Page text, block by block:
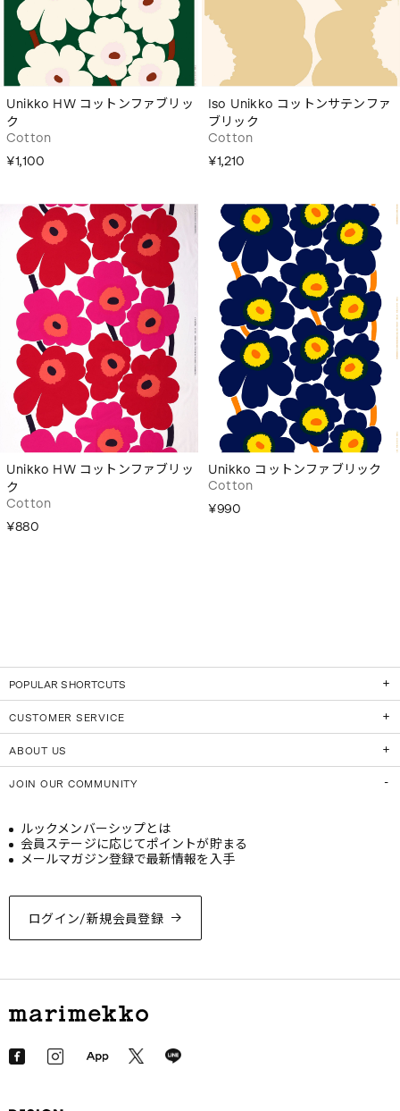
Unikko HW コットンファブリッ
ク
Cotton
¥1,100
Iso Unikko コットンサテンファ
ブリック
Cotton
¥1,210
Unikko HW コットンファブリッ
ク
Cotton
¥880
Unikko コットンファブリック
Cotton
¥990
POPULAR SHORTCUTS
CUSTOMER SERVICE
ABOUT US
JOIN OUR COMMUNITY
ログイン/新規会員登録
ルックメンバーシップとは
会員ステージに応じてポイントが貯まる
メールマガジン登録で最新情報を入手